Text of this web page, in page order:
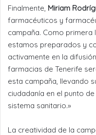
Finalmente, Miriam
farmacéuticos y
campaña. Como primera
estamos preparados y
activamente en la
farmacias de Tenerife
esta campaña, llevando
ciudadanía en el punto
sistema sanitario.»
La creatividad de la